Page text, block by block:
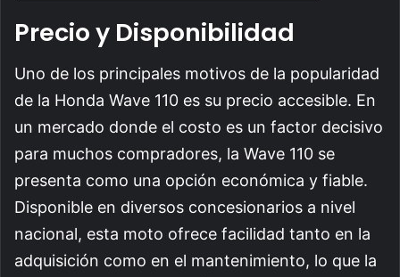
Precio y Disponibilidad
Uno de los principales motivos de la popularidad
de la Honda Wave 110 es su precio accesible. En
un mercado donde el costo es un factor decisivo
para muchos compradores, la Wave 110 se
presenta como una opción económica y fiable.
Disponible en diversos concesionarios a nivel
nacional, esta moto ofrece facilidad tanto en la
adquisición como en el mantenimiento, lo que la